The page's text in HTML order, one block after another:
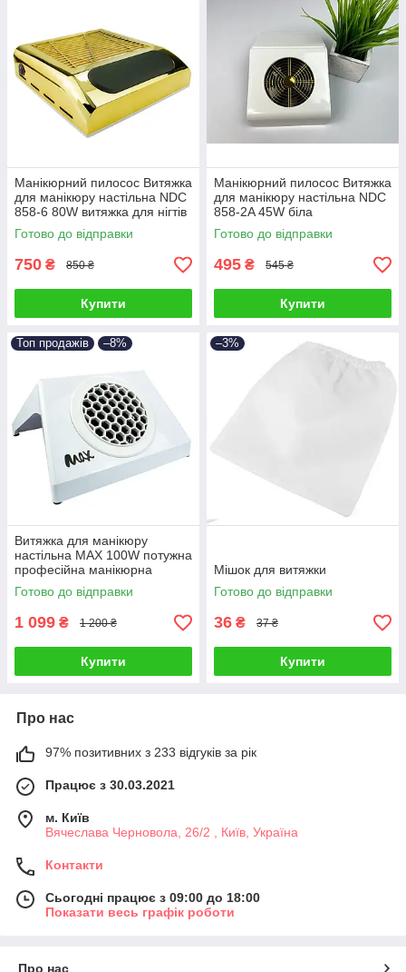
Манікюрний пилосос Витяжка
для манікюру настільна NDC
858-6 80W витяжка для нігтів
витяжка з фільтром
Готово до відправки
750 ₴ 850 ₴
Купити
Манікюрний пилосос Витяжка
для манікюру настільна NDC
858-2A 45W біла
Готово до відправки
495 ₴ 545 ₴
Купити
Топ продажів –8%
Витяжка для манікюру
настільна MAX 100W потужна
професійна манікюрна
витяжка манікюрний пилосос
Готово до відправки
1 099 ₴ 1 200 ₴
Купити
–3%
Мішок для витяжки
Готово до відправки
36 ₴ 37 ₴
Купити
Про нас
97% позитивних з 233 відгуків за рік
Працює з 30.03.2021
м. Київ
Вячеслава Черновола, 26/2 , Київ, Україна
Контакти
Сьогодні працює з 09:00 до 18:00
Показати весь графік роботи
Про нас